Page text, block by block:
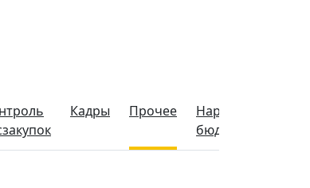
Кадры Прочее
Народный
бюджет